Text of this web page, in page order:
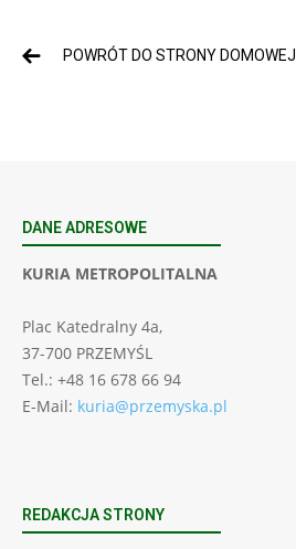
POWRÓT DO STRONY DOMOWEJ
DANE ADRESOWE
KURIA METROPOLITALNA
Plac Katedralny 4a,
37-700 PRZEMYŚL
Tel.: +48 16 678 66 94
E-Mail: kuria@przemyska.pl
REDAKCJA STRONY